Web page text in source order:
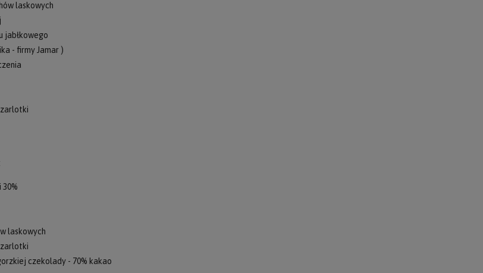
laskowych
jabłkowego
- firmy Jamar )
laskowych
czekolady - 70% kakao